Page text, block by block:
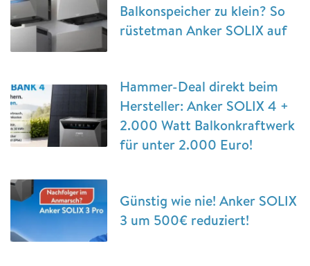
Balkonspeicher zu klein? So
rüstetman Anker SOLIX auf
Hammer-Deal direkt beim
Hersteller: Anker SOLIX 4 +
2.000 Watt Balkonkraftwerk
für unter 2.000 Euro!
Günstig wie nie! Anker SOLIX
3 um 500€ reduziert!